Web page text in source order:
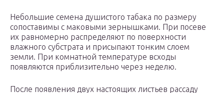
Небольшие семена душистого табака по размеру
сопоставимы с маковыми зернышками. При посеве
их равномерно распределяют по поверхности
влажного субстрата и присыпают тонким слоем
земли. При комнатной температуре всходы
появляются приблизительно через неделю.
После появления двух настоящих листьев рассаду